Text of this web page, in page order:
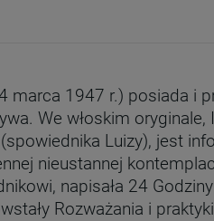
marca 1947 r.) posiada i
We włoskim oryginale,
Luizy), jest
nieustannej
napisała 24
Rozważania i